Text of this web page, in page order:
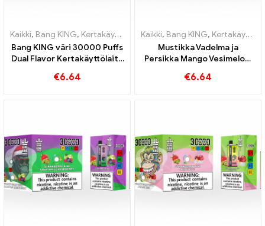
Kaikki, Bang KING, Kertakäyttöiset sähkösavukkeet Liettua ,
Bang KING väri 30000 Puffs
Dual Flavor Kertakäyttölaite
mustikan vadelmaa ja
€6.64
Kaikki, Bang KING, Kertakäyttöiset sähkösavukkeet Liettua
Mustikka Vadelma ja
Persikka Mango Vesimeloni
kertakäyttöiset e-
€6.64